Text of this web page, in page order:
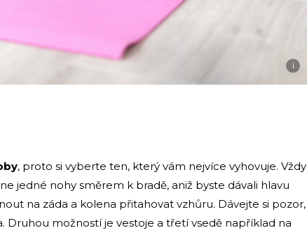
i
, proto si vyberte ten, který vám nejvíce vyhovuje. Vždy
jedné nohy směrem k bradě, aniž byste dávali hlavu
na záda a kolena přitahovat vzhůru. Dávejte si pozor,
Druhou možností je vestoje a třetí vsedě například na